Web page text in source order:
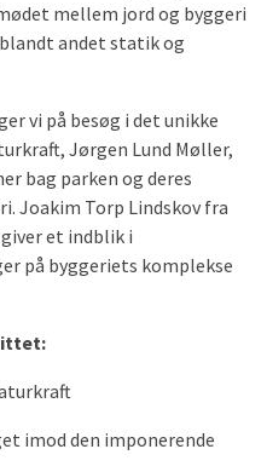
mellem jord og byggeri
andet statik og
vi på besøg i det unikke
Jørgen Lund Møller,
bag parken og deres
Joakim Torp Lindskov fra
et indblik i
på byggeriets komplekse
imod den imponerende